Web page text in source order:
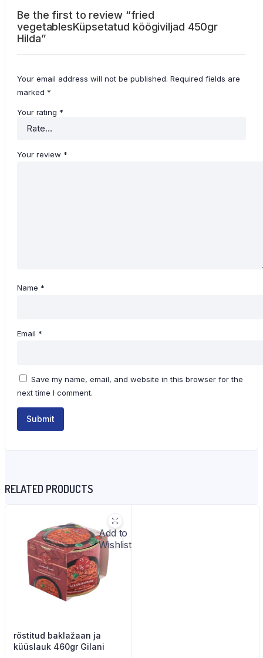
Be the first to review “fried
vegetablesKüpsetatud köögiviljad 450gr
Hilda”
Your email address will not be published. Required fields are
marked *
Your rating *
Your review *
Name *
Email *
Save my name, email, and website in this browser for the
next time I comment.
RELATED PRODUCTS
Add to
Wishlist
röstitud baklažaan ja
küüslauk 460gr Gilani